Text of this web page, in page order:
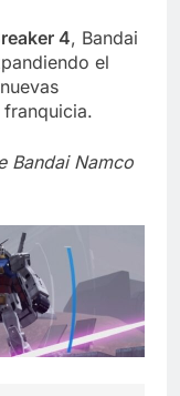
4, Bandai
el
Bandai Namco